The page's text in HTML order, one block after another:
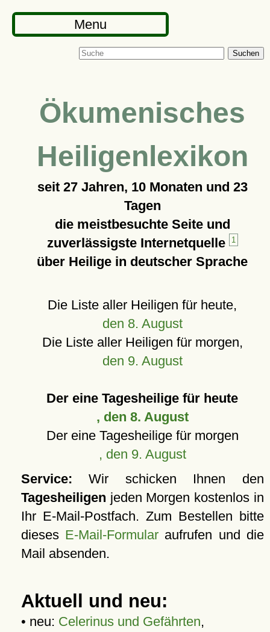
Menu
Suchen
Ökumenisches
Heiligenlexikon
seit 27 Jahren, 10 Monaten und 23
Tagen
die meistbesuchte Seite und
zuverlässigste Internetquelle
1
über Heilige in deutscher Sprache
Die Liste aller Heiligen für heute,
den 8. August
Die Liste aller Heiligen für morgen,
den 9. August
Der eine Tagesheilige für heute
, den 8. August
Der eine Tagesheilige für morgen
, den 9. August
Service: Wir schicken Ihnen den
Tagesheiligen jeden Morgen kostenlos in
Ihr E-Mail-Postfach. Zum Bestellen bitte
dieses E-Mail-Formular aufrufen und die
Mail absenden.
Aktuell und neu:
• neu: Celerinus und Gefährten,